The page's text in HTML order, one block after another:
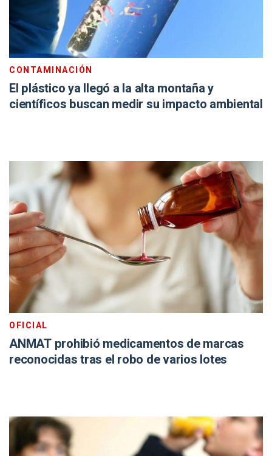
CONTAMINACIÓN
El plástico ya llegó a la alta montaña y
científicos buscan medir su impacto ambiental
OFICIAL
ANMAT prohibió medicamentos de marcas
reconocidas tras el robo de varios lotes